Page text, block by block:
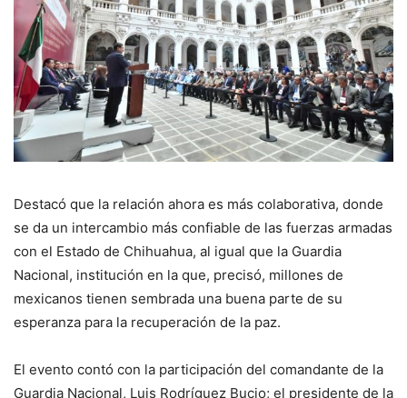
Destacó que la relación ahora es más colaborativa, donde
se da un intercambio más confiable de las fuerzas armadas
con el Estado de Chihuahua, al igual que la Guardia
Nacional, institución en la que, precisó, millones de
mexicanos tienen sembrada una buena parte de su
esperanza para la recuperación de la paz.
El evento contó con la participación del comandante de la
Guardia Nacional, Luis Rodríguez Bucio; el presidente de la